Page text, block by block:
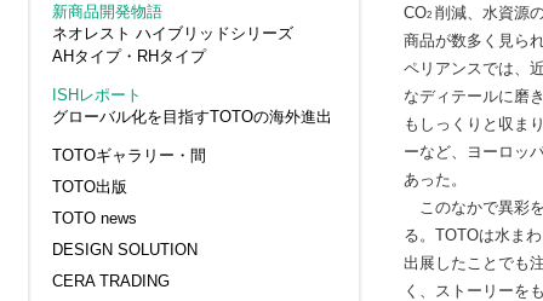
新商品開発物語
ネオレスト ハイブリッドシリーズ
AHタイプ・RHタイプ
ISHレポート
グローバル化を目指すTOTOの海外進出
TOTOギャラリー・間
TOTO出版
TOTO news
DESIGN SOLUTION
CERA TRADING
CO2 削減、水資源
商品が数多く見ら
ペリアンスでは、
なディテールに磨
もしっくりと収ま
ーなど、ヨーロッ
あった。
このなかで異彩
る。TOTOは水ま
出展したことでも
く、ストーリーを